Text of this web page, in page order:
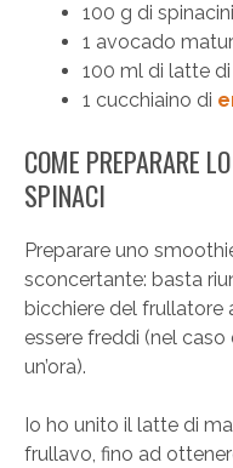
100 g di spinacini
1 avocado
100 ml di latte
1 cucchiaino di
COME PREPARARE
SPINACI
Preparare uno
sconcertante: basta
bicchiere del frullatore
essere freddi (nel
un’ora).
Io ho unito il latte di
frullavo, fino ad